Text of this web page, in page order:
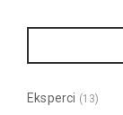
Eksperci (13)